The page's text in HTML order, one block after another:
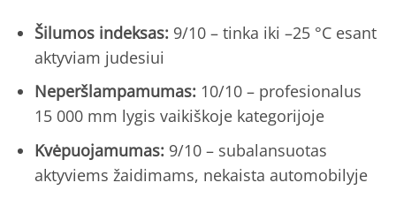
Šilumos indeksas: 9/10 – tinka iki –25 °C esant
aktyviam judesiui
Neperšlampamumas: 10/10 – profesionalus
15 000 mm lygis vaikiškoje kategorijoje
Kvėpuojamumas: 9/10 – subalansuotas
aktyviems žaidimams, nekaista automobilyje